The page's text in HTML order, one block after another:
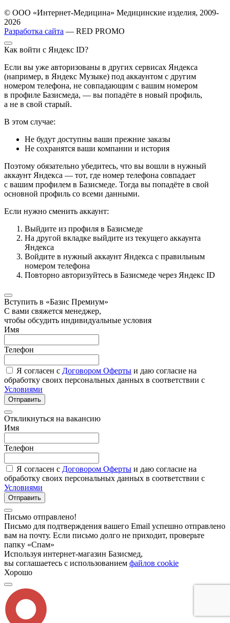
© ООО «Интернет-Медицина» Медицинские изделия, 2009-
2026
Разработка сайта — RED PROMO
Как войти с Яндекс ID?
Если вы уже авторизованы в других сервисах Яндекса
(например, в Яндекс Музыке) под аккаунтом с другим
номером телефона, не совпадающим с вашим номером
в профиле Базисмеда, — вы попадёте в новый профиль,
а не в свой старый.
В этом случае:
Не будут доступны ваши прежние заказы
Не сохранятся ваши компании и история
Поэтому обязательно убедитесь, что вы вошли в нужный
аккаунт Яндекса — тот, где номер телефона совпадает
с вашим профилем в Базисмеде. Тогда вы попадёте в свой
основной профиль со всеми данными.
Если нужно сменить аккаунт:
Выйдите из профиля в Базисмеде
На другой вкладке выйдите из текущего аккаунта
Яндекса
Войдите в нужный аккаунт Яндекса с правильным
номером телефона
Повторно авторизуйтесь в Базисмеде через Яндекс ID
Вступить в «Базис Премиум»
С вами свяжется менеджер,
чтобы обсудить индивидуальные условия
Имя
Телефон
Я согласен с Договором Оферты и даю согласие на
обработку своих персональных данных в соответствии с
Условиями
Отправить
Откликнуться на вакансию
Имя
Телефон
Я согласен с Договором Оферты и даю согласие на
обработку своих персональных данных в соответствии с
Условиями
Отправить
Письмо отправлено!
Письмо для подтверждения вашего Email успешно отправлено
вам на почту. Если письмо долго не приходит, проверьте
папку «Спам»
Используя интернет-магазин Базисмед,
вы соглашаетесь с использованием файлов cookie
Хорошо